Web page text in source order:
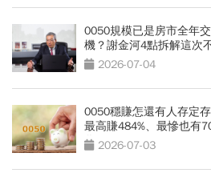
0050規模已是房市全年
機？謝金河4點拆解這次
2026-07-04
0050穩賺怎還有人存定
最高賺484%、最慘也有
化」2026-07-03